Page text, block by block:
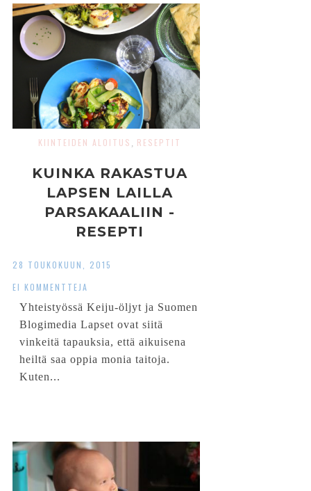
KIINTEIDEN ALOITUS RESEPTIT
KUINKA RAKASTUA
LAPSEN LAILLA
PARSAKAALIIN -
RESEPTI
28 TOUKOKUUN, 2015
EI KOMMENTTEJA
Yhteistyössä Keiju-öljyt ja Suomen
Blogimedia Lapset ovat siitä
vinkeitä tapauksia, että aikuisena
heiltä saa oppia monia taitoja.
Kuten...